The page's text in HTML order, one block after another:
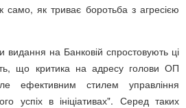
само, як триває боротьба з агресією
видання на Банковій спростовують ці
що критика на адресу голови ОП
ефективним стилем управління
успіх в ініціативах". Серед таких